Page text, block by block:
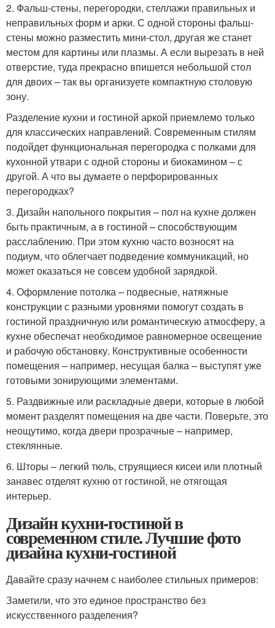
2. Фальш-стены, перегородки, стеллажи правильных и
неправильных форм и арки. С одной стороны фальш-
стены можно разместить мини-стол, другая же станет
местом для картины или плазмы. А если вырезать в ней
отверстие, туда прекрасно впишется небольшой стол
для двоих – так вы организуете компактную столовую
зону.
Разделение кухни и гостиной аркой приемлемо только
для классических направлений. Современным стилям
подойдет функциональная перегородка с полками для
кухонной утвари с одной стороны и биокамином – с
другой. А что вы думаете о перфорированных
перегородках?
3. Дизайн напольного покрытия – пол на кухне должен
быть практичным, а в гостиной – способствующим
расслаблению. При этом кухню часто возносят на
подиум, что облегчает подведение коммуникаций, но
может оказаться не совсем удобной зарядкой.
4. Оформление потолка – подвесные, натяжные
конструкции с разными уровнями помогут создать в
гостиной праздничную или романтическую атмосферу, а
кухне обеспечат необходимое равномерное освещение
и рабочую обстановку. Конструктивные особенности
помещения – например, несущая балка – выступят уже
готовыми зонирующими элементами.
5. Раздвижные или раскладные двери, которые в любой
момент разделят помещения на две части. Поверьте, это
неощутимо, когда двери прозрачные – например,
стеклянные.
6. Шторы – легкий тюль, струящиеся кисеи или плотный
занавес отделят кухню от гостиной, не отягощая
интерьер.
Дизайн кухни-гостиной в
современном стиле. Лучшие фото
дизайна кухни-гостиной
Давайте сразу начнем с наиболее стильных примеров:
Заметили, что это единое пространство без
искусственного разделения?